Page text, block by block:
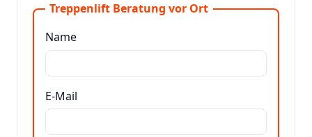
Treppenlift Beratung vor Ort
Name
E-Mail